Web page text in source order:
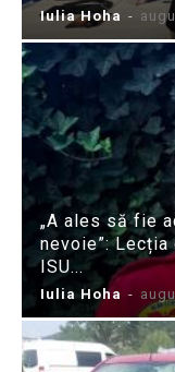
Iulia Hoha -
„A ales să fie
nevoie”:
ISU...
Iulia Hoha -